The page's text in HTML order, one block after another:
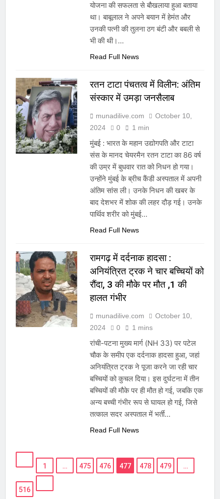
योजना की सफलता से बौखलाया हुआ बताया
था। बाबूलाल ने अपने बयान में हेमंत और
उनकी पत्नी की तुलना ठग बंटी और बबली से
भी की थी।…
Read Full News
रतन टाटा पंचतत्व में विलीन: अंतिम
संस्कार में उमड़ा जनसैलाब
munadilive.com
October 10,
2024
0 1 min
मुंबई : भारत के महान उद्योगपति और टाटा
संस के मानद चेयरमैन रतन टाटा का 86 वर्ष
की उम्र में बुधवार रात को निधन हो गया।
उन्होंने मुंबई के ब्रीच कैंडी अस्पताल में अपनी
अंतिम सांस ली। उनके निधन की खबर के
बाद देशभर में शोक की लहर दौड़ गई। उनके
पार्थिव शरीर को मुंबई…
Read Full News
रामगढ़ में दर्दनाक हादसा :
अनियंत्रित ट्रक ने चार बच्चियों को
रौंदा, 3 की मौके पर मौत ,1 की
हालत गंभीर
munadilive.com
October 10,
2024
0 1 mins
रांची-पटना मुख्य मार्ग (NH 33) पर पटेल
चौक के समीप एक दर्दनाक हादसा हुआ, जहां
अनियंत्रित ट्रक ने पूजा करने जा रही चार
बच्चियों को कुचल दिया। इस दुर्घटना में तीन
बच्चियों की मौके पर ही मौत हो गई, जबकि एक
अन्य बच्ची गंभीर रूप से घायल हो गई, जिसे
तत्काल सदर अस्पताल में भर्ती…
Read Full News
1 … 475 476 477 478 479 …
516